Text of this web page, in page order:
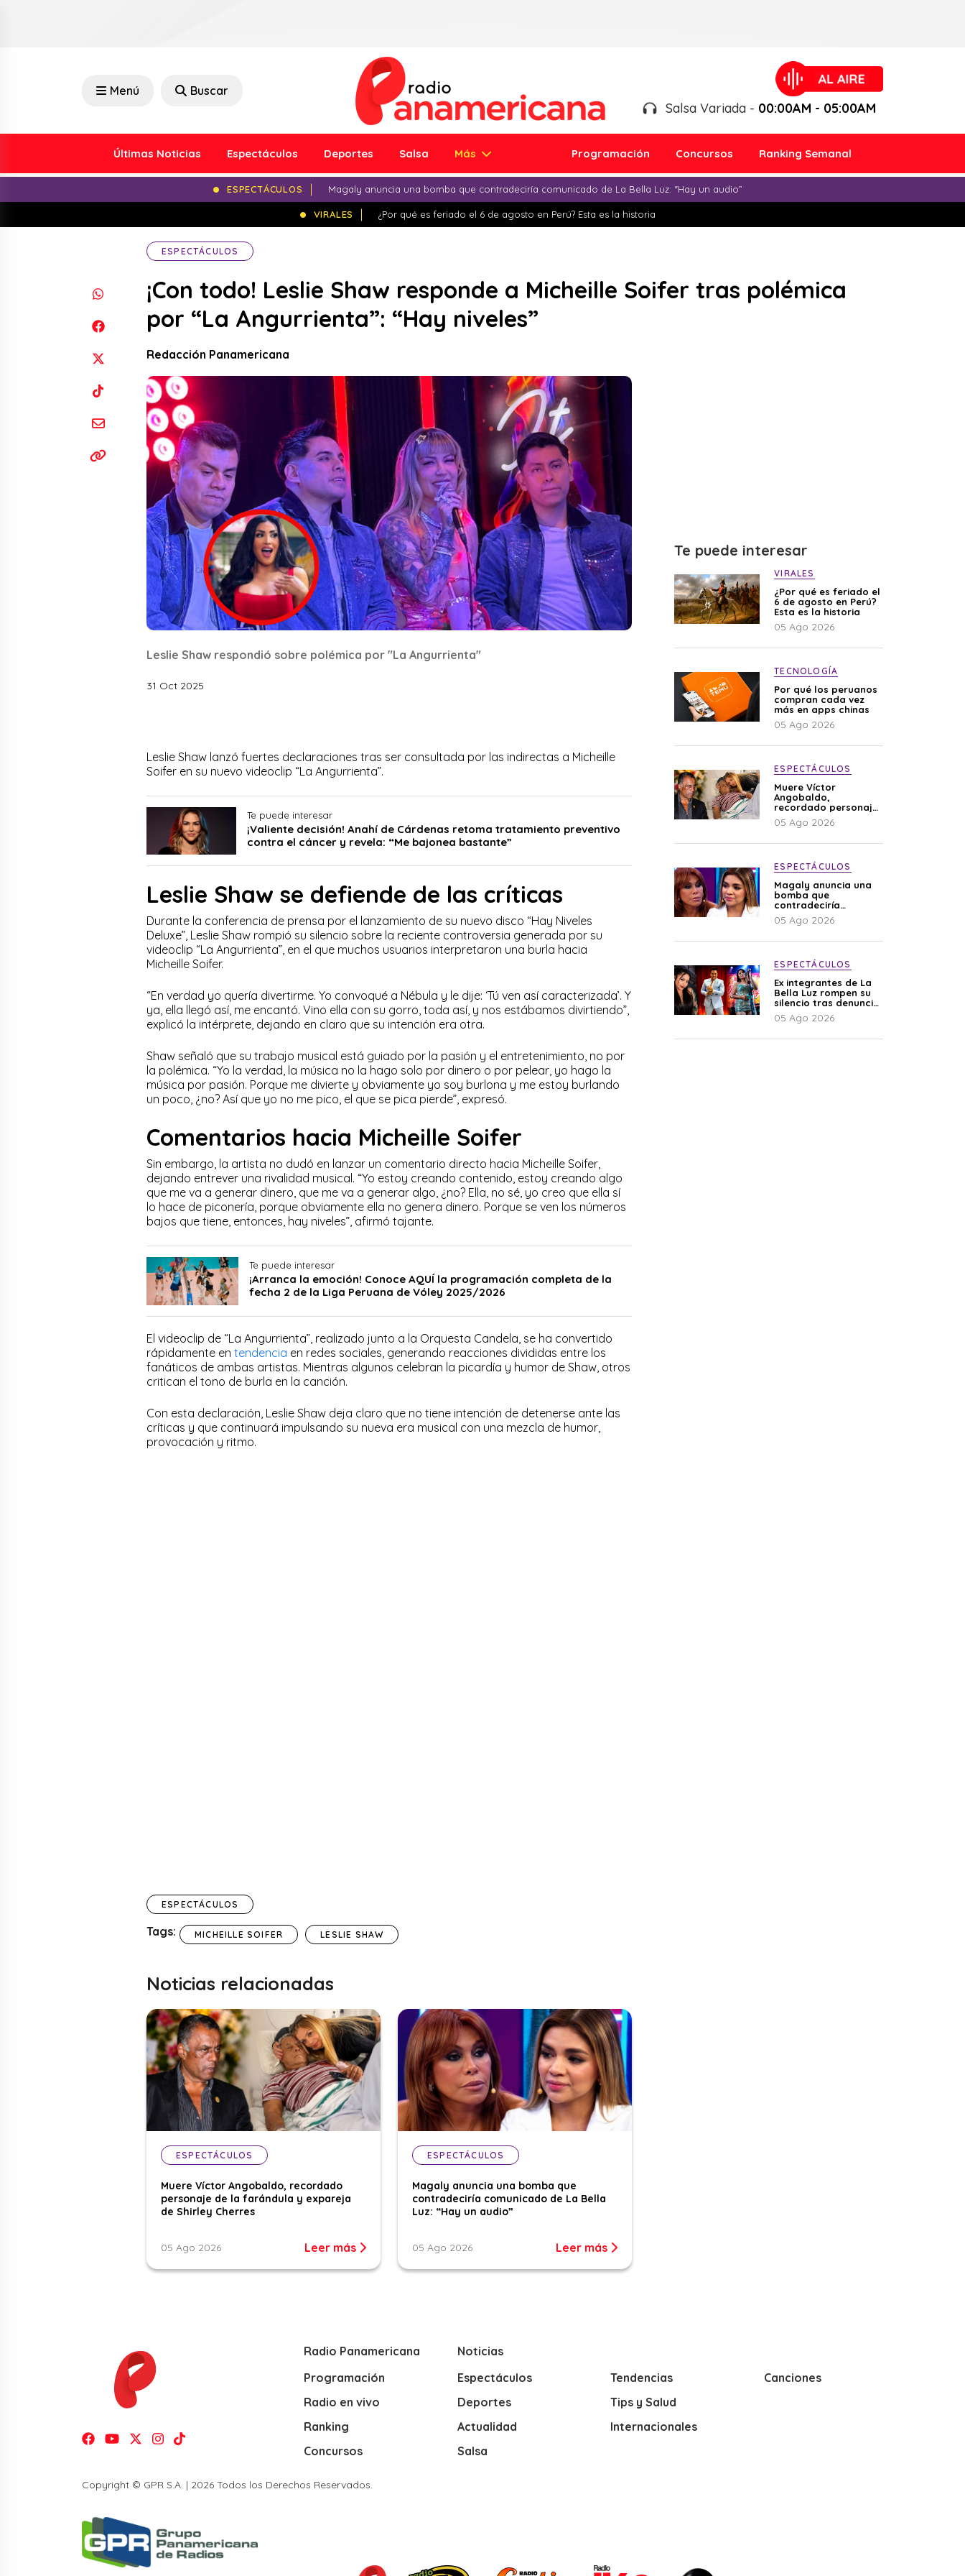
Menú Buscar
Salsa Variada - 00:00AM - 05:00AM
Últimas Noticias Espectáculos Deportes Salsa Más Programación Concursos Ranking Semanal
ESPECTÁCULOS Magaly anuncia una bomba que contradeciría comunicado de La Bella Luz: “Hay un audio”
VIRALES ¿Por qué es feriado el 6 de agosto en Perú? Esta es la historia
ESPECTÁCULOS
¡Con todo! Leslie Shaw responde a Micheille Soifer tras polémica
por “La Angurrienta”: “Hay niveles”
Redacción Panamericana
Leslie Shaw respondió sobre polémica por "La Angurrienta"
31 Oct 2025
Leslie Shaw lanzó fuertes declaraciones tras ser consultada por las indirectas a Micheille
Soifer en su nuevo videoclip “La Angurrienta”.
Te puede interesar
¡Valiente decisión! Anahí de Cárdenas retoma tratamiento preventivo
contra el cáncer y revela: “Me bajonea bastante”
Leslie Shaw se defiende de las críticas
Durante la conferencia de prensa por el lanzamiento de su nuevo disco “Hay Niveles
Deluxe”, Leslie Shaw rompió su silencio sobre la reciente controversia generada por su
videoclip “La Angurrienta”, en el que muchos usuarios interpretaron una burla hacia
Micheille Soifer.
“En verdad yo quería divertirme. Yo convoqué a Nébula y le dije: ‘Tú ven así caracterizada’. Y
ya, ella llegó así, me encantó. Vino ella con su gorro, toda así, y nos estábamos divirtiendo”,
explicó la intérprete, dejando en claro que su intención era otra.
Shaw señaló que su trabajo musical está guiado por la pasión y el entretenimiento, no por
la polémica. “Yo la verdad, la música no la hago solo por dinero o por pelear, yo hago la
música por pasión. Porque me divierte y obviamente yo soy burlona y me estoy burlando
un poco, ¿no? Así que yo no me pico, el que se pica pierde”, expresó.
Comentarios hacia Micheille Soifer
Sin embargo, la artista no dudó en lanzar un comentario directo hacia Micheille Soifer,
dejando entrever una rivalidad musical. “Yo estoy creando contenido, estoy creando algo
que me va a generar dinero, que me va a generar algo, ¿no? Ella, no sé, yo creo que ella sí
lo hace de piconería, porque obviamente ella no genera dinero. Porque se ven los números
bajos que tiene, entonces, hay niveles”, afirmó tajante.
Te puede interesar
¡Arranca la emoción! Conoce AQUÍ la programación completa de la
fecha 2 de la Liga Peruana de Vóley 2025/2026
El videoclip de “La Angurrienta”, realizado junto a la Orquesta Candela, se ha convertido
rápidamente en tendencia en redes sociales, generando reacciones divididas entre los
fanáticos de ambas artistas. Mientras algunos celebran la picardía y humor de Shaw, otros
critican el tono de burla en la canción.
Con esta declaración, Leslie Shaw deja claro que no tiene intención de detenerse ante las
críticas y que continuará impulsando su nueva era musical con una mezcla de humor,
provocación y ritmo.
ESPECTÁCULOS
Tags: MICHEILLE SOIFER LESLIE SHAW
Noticias relacionadas
ESPECTÁCULOS
Muere Víctor Angobaldo, recordado
personaje de la farándula y expareja
de Shirley Cherres
05 Ago 2026 Leer más
ESPECTÁCULOS
Magaly anuncia una bomba que
contradeciría comunicado de La Bella
Luz: “Hay un audio”
05 Ago 2026 Leer más
Te puede interesar
VIRALES
¿Por qué es feriado el
6 de agosto en Perú?
Esta es la historia
05 Ago 2026
TECNOLOGÍA
Por qué los peruanos
compran cada vez
más en apps chinas
05 Ago 2026
ESPECTÁCULOS
Muere Víctor
Angobaldo,
recordado personaje
de la farándula y
expareja de Shirley
05 Ago 2026
ESPECTÁCULOS
Magaly anuncia una
bomba que
contradeciría
comunicado de La
Bella Luz: “Hay un
05 Ago 2026
ESPECTÁCULOS
Ex integrantes de La
Bella Luz rompen su
silencio tras denuncia
de Naldy: “Todo el
mundo lo sabía”
05 Ago 2026
Radio Panamericana
Programación
Radio en vivo
Ranking
Concursos
Noticias
Espectáculos
Deportes
Actualidad
Salsa
Tendencias
Tips y Salud
Internacionales
Canciones
Copyright © GPR S.A. | 2026 Todos los Derechos Reservados.